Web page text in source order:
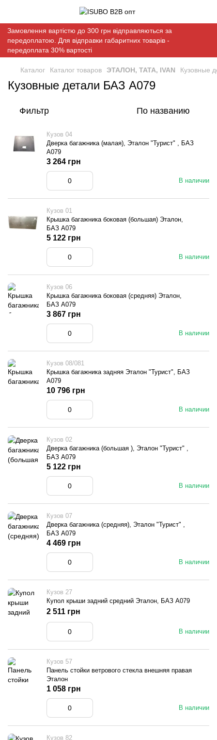
Замовлення вартістю до 300 грн відправляються за
передоплатою. Для відправки габаритних товарів -
передоплата 30% вартості
Каталог Каталог товаров ЭТАЛОН, ТАТА, IVAN Кузовные
Кузовные детали БАЗ А079
Фильтр По названию
Кузов 04
Дверка багажника (малая), Эталон "Турист" , БАЗ
А079
В наличии
3 264 грн
Кузов 01
Крышка багажника боковая (большая) Эталон,
БАЗ А079
В наличии
5 122 грн
Кузов 06
Крышка багажника боковая (средняя) Эталон,
БАЗ А079
В наличии
3 867 грн
Кузов 08/081
Крышка багажника задняя Эталон "Турист", БАЗ
А079
В наличии
10 796 грн
Кузов 02
Дверка багажника (большая ), Эталон "Турист" ,
БАЗ А079
В наличии
5 122 грн
Кузов 07
Дверка багажника (средняя), Эталон "Турист" ,
БАЗ А079
В наличии
4 469 грн
Кузов 27
Купол крыши задний средний Эталон, БАЗ А079
В наличии
2 511 грн
Кузов 57
Панель стойки ветрового стекла внешняя правая
Эталон
В наличии
1 058 грн
Кузов 82